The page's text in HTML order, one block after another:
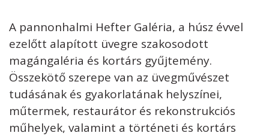
A pannonhalmi Hefter Galéria, a húsz évvel
ezelőtt alapított üvegre szakosodott
magángaléria és kortárs gyűjtemény.
Összekötő szerepe van az üvegművészet
tudásának és gyakorlatának helyszínei,
műtermek, restaurátor és rekonstrukciós
műhelyek, valamint a történeti és kortárs